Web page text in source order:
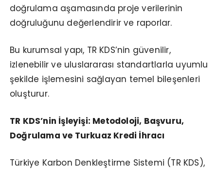
doğrulama aşamasında proje verilerinin
doğruluğunu değerlendirir ve raporlar.
Bu kurumsal yapı, TR KDS’nin güvenilir,
izlenebilir ve uluslararası standartlarla uyumlu
şekilde işlemesini sağlayan temel bileşenleri
oluşturur.
TR KDS’nin İşleyişi: Metodoloji, Başvuru,
Doğrulama ve Turkuaz Kredi İhracı
Türkiye Karbon Denkleştirme Sistemi (TR KDS),